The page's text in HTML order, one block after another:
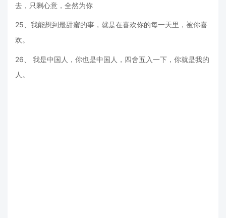
去，只剩心意，全然为你
25、我能想到最甜蜜的事，就是在喜欢你的每一天里，被你喜
欢。
26、 我是中国人，你也是中国人，四舍五入一下，你就是我的
人。